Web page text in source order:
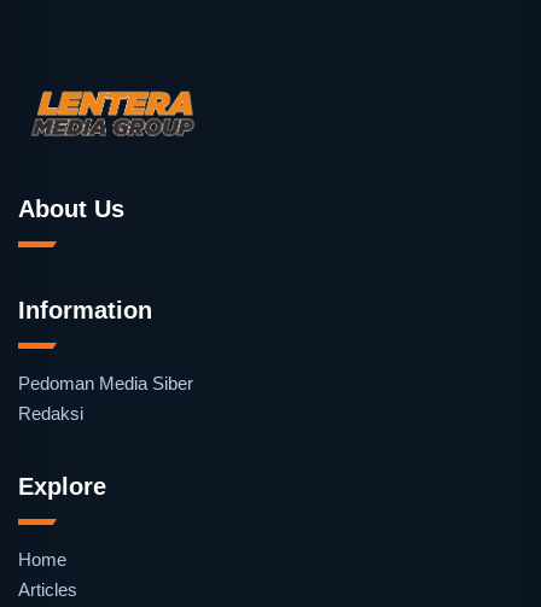
About Us
Information
Pedoman Media Siber
Redaksi
Explore
Home
Articles